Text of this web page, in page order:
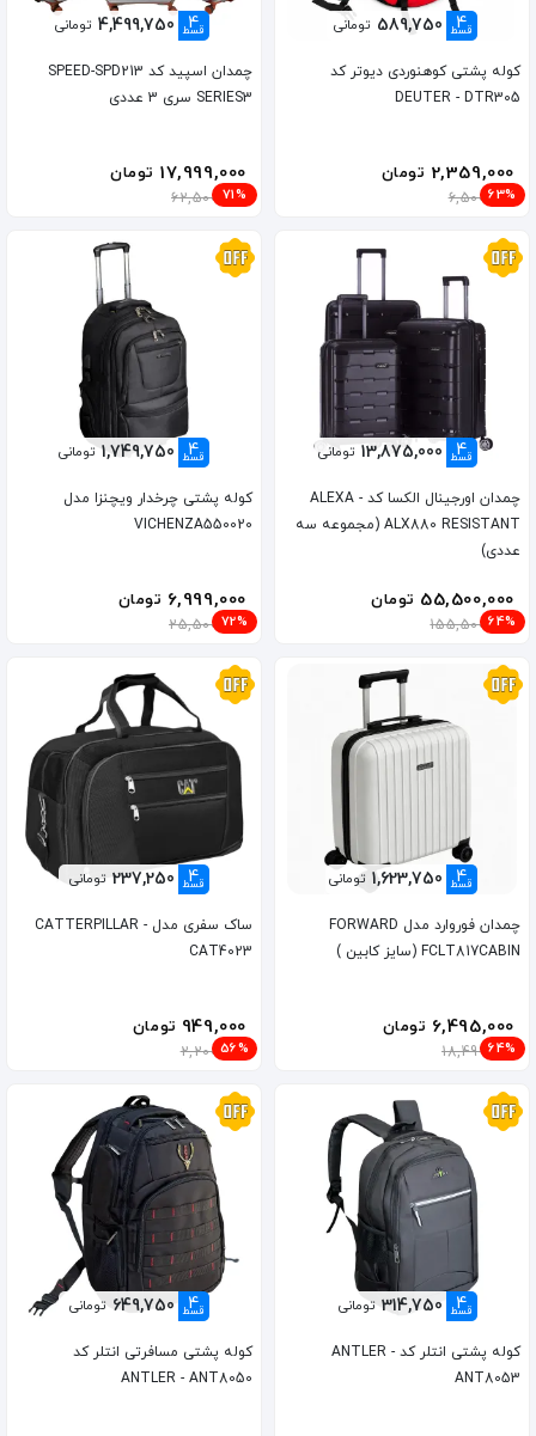
4
قسط 589,750 تومانی
کوله پشتی کوهنوردی دیوتر کد
DEUTER - DTR305
2,359,000 تومان
6,500,000
63%
4
قسط 4,499,750 تومانی
چمدان اسپید کد SPEED-SPD213
SERIES3 سری 3 عددی
17,999,000 تومان
62,500,000
71%
4
قسط 13,875,000 تومانی
چمدان اورجینال الکسا کد ALEXA -
ALX880 RESISTANT (مجموعه سه
عددی)
55,500,000 تومان
155,500,000
64%
4
قسط 1,749,750 تومانی
کوله پشتی چرخدار ویچنزا مدل
VICHENZA550020
6,999,000 تومان
25,500,000
72%
4
قسط 1,623,750 تومانی
چمدان فوروارد مدل FORWARD
FCLT817CABIN (سایز کابین )
6,495,000 تومان
18,499,000
64%
4
قسط 237,250 تومانی
ساک سفری مدل CATTERPILLAR -
CAT4023
949,000 تومان
2,200,000
56%
4
قسط 314,750 تومانی
کوله پشتی انتلر کد ANTLER -
ANT8053
4
قسط 649,750 تومانی
کوله پشتی مسافرتی انتلر کد
ANTLER - ANT8050